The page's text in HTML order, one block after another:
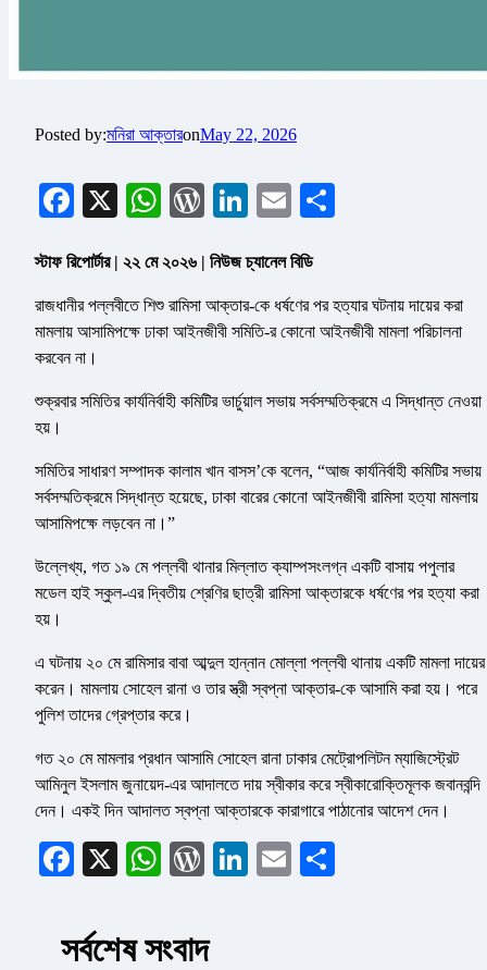
Posted by:মনিরা আক্তারonMay 22, 2026
Facebook
X WhatsApp
WordPress
LinkedIn
Email
স্টাফ রিপোর্টার | ২২ মে ২০২৬ | নিউজ চ্যানেল বিডি
রাজধানীর পল্লবীতে শিশু রামিসা আক্তার-কে ধর্ষণের পর হত্যার ঘটনায় দায়ের করা
মামলায় আসামিপক্ষে ঢাকা আইনজীবী সমিতি-র কোনো আইনজীবী মামলা পরিচালনা
করবেন না।
শুক্রবার সমিতির কার্যনির্বাহী কমিটির ভার্চুয়াল সভায় সর্বসম্মতিক্রমে এ সিদ্ধান্ত নেওয়া
হয়।
সমিতির সাধারণ সম্পাদক কালাম খান বাসস’কে বলেন, “আজ কার্যনির্বাহী কমিটির সভায়
সর্বসম্মতিক্রমে সিদ্ধান্ত হয়েছে, ঢাকা বারের কোনো আইনজীবী রামিসা হত্যা মামলায়
আসামিপক্ষে লড়বেন না।”
উল্লেখ্য, গত ১৯ মে পল্লবী থানার মিল্লাত ক্যাম্পসংলগ্ন একটি বাসায় পপুলার
মডেল হাই স্কুল-এর দ্বিতীয় শ্রেণির ছাত্রী রামিসা আক্তারকে ধর্ষণের পর হত্যা করা
হয়।
এ ঘটনায় ২০ মে রামিসার বাবা আব্দুল হান্নান মোল্লা পল্লবী থানায় একটি মামলা দায়ের
করেন। মামলায় সোহেল রানা ও তার স্ত্রী স্বপ্না আক্তার-কে আসামি করা হয়। পরে
পুলিশ তাদের গ্রেপ্তার করে।
গত ২০ মে মামলার প্রধান আসামি সোহেল রানা ঢাকার মেট্রোপলিটন ম্যাজিস্ট্রেট
আমিনুল ইসলাম জুনায়েদ-এর আদালতে দায় স্বীকার করে স্বীকারোক্তিমূলক জবানবন্দি
দেন। একই দিন আদালত স্বপ্না আক্তারকে কারাগারে পাঠানোর আদেশ দেন।
Facebook
X WhatsApp
WordPress
LinkedIn
Email
সর্বশেষ সংবাদ